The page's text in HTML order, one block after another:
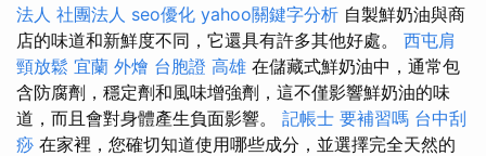
法人 社團法人 seo優化 yahoo關鍵字分析 自製鮮奶油與商
店的味道和新鮮度不同，它還具有許多其他好處。 西屯肩
頸放鬆 宜蘭 外燴 台胞證 高雄 在儲藏式鮮奶油中，通常包
含防腐劑，穩定劑和風味增強劑，這不僅影響鮮奶油的味
道，而且會對身體產生負面影響。 記帳士 要補習嗎 台中刮
痧 在家裡，您確切知道使用哪些成分，並選擇完全天然的